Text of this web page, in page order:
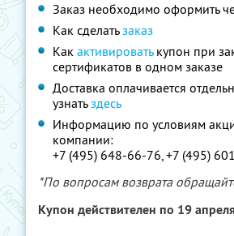
Заказ необходимо оформить
Как сделатьзаказ
Как активироватькупон при
сертификатов в одном заказе
Доставка оплачивается
узнатьздесь
Информацию по условиям
компании:
+7 (495) 648-66-76, +7 (495)
*По вопросам возврата
Купон действителен по 19